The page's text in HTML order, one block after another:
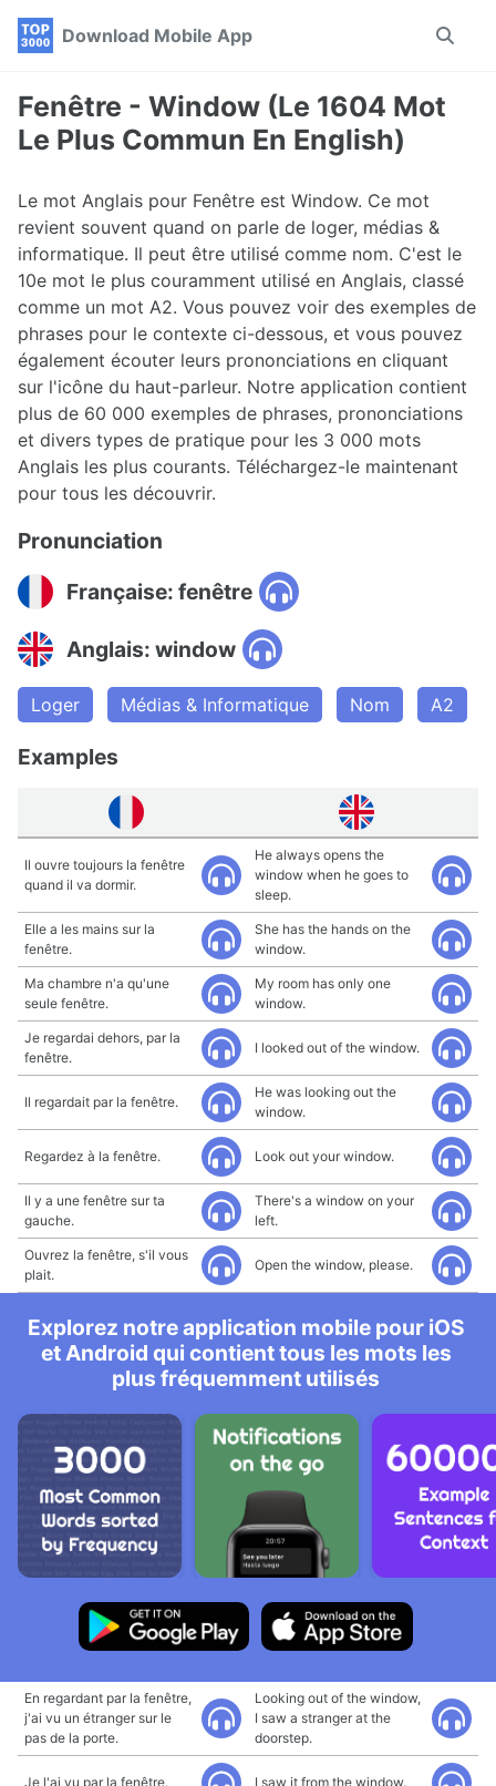
Skip
navigation
Skip
Skip
Download Mobile App
Toggle
Fenêtre - Window (Le 1604 Mot
Le Plus Commun En English)
Le mot Anglais pour Fenêtre est Window. Ce mot
revient souvent quand on parle de loger, médias &
informatique. Il peut être utilisé comme nom. C'est le
10e mot le plus couramment utilisé en Anglais, classé
comme un mot A2. Vous pouvez voir des exemples de
phrases pour le contexte ci-dessous, et vous pouvez
également écouter leurs prononciations en cliquant
sur l'icône du haut-parleur. Notre application contient
plus de 60 000 exemples de phrases, prononciations
et divers types de pratique pour les 3 000 mots
Anglais les plus courants. Téléchargez-le maintenant
pour tous les découvrir.
Pronunciation
Française: fenêtre
Anglais: window
Loger Médias & Informatique Nom A2
Examples
Il ouvre toujours la fenêtre
quand il va dormir.
He always opens the
window when he goes to
sleep.
Elle a les mains sur la
fenêtre.
She has the hands on the
window.
Ma chambre n'a qu'une
seule fenêtre.
My room has only one
window.
Je regardai dehors, par la
fenêtre.
I looked out of the window.
Il regardait par la fenêtre.
He was looking out the
window.
Regardez à la fenêtre. Look out your window.
Il y a une fenêtre sur ta
gauche.
There's a window on your
left.
Ouvrez la fenêtre, s'il vous
plait.
Open the window, please.
Explorez notre application mobile pour iOS
et Android qui contient tous les mots les
plus fréquemment utilisés
En regardant par la fenêtre,
j'ai vu un étranger sur le
pas de la porte.
Looking out of the window,
I saw a stranger at the
doorstep.
Je l'ai vu par la fenêtre. I saw it from the window.